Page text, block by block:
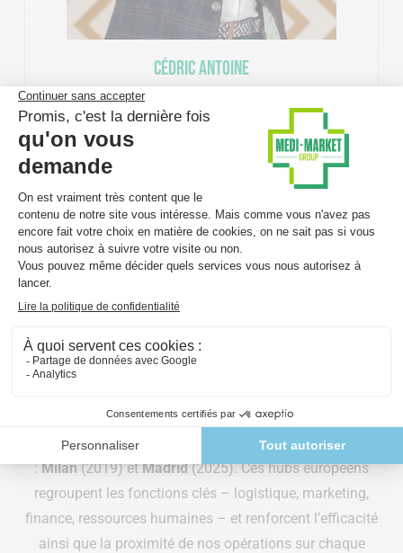
Cédric Antoine
Chief Executive Officer
Des centres névralgiques au cœur
de l’Europe
historique où s’est forgée notre culture d’agilité et
d’engagement. Depuis, deux autres sièges ont vu le jour
:Milan(2019) etMadrid(2025). Ces hubs européens
regroupent les fonctions clés – logistique, marketing,
finance, ressources humaines – et renforcent l’efficacité
ainsi que la proximité de nos opérations sur chaque